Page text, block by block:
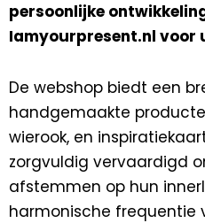
persoonlijke
Iamyourpresent.nl voor
De webshop biedt een
handgemaakte
wierook, en
zorgvuldig vervaardigd
afstemmen op hun
harmonische frequentie